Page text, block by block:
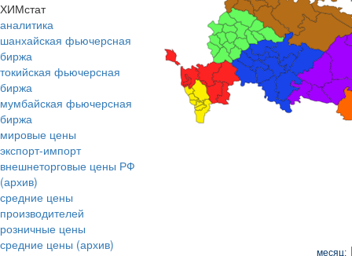
ХИМстат
аналитика
шанхайская фьючерсная
биржа
токийская фьючерсная
биржа
мумбайская фьючерсная
биржа
мировые цены
экспорт-импорт
внешнеторговые цены РФ
(архив)
средние цены
производителей
розничные цены
средние цены (архив)
месяц: